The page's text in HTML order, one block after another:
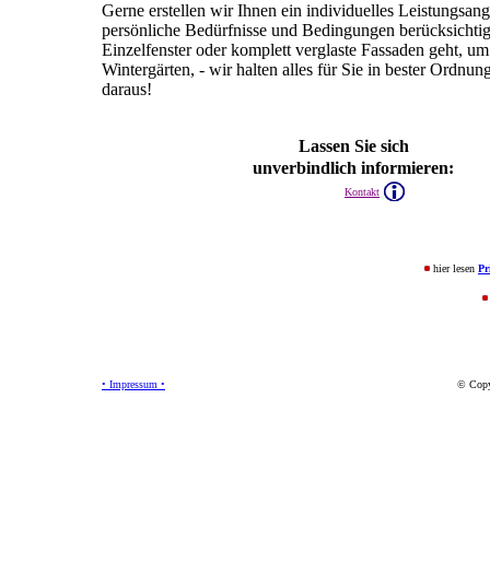
Gerne erstellen wir Ihnen ein individuelles
persönliche Bedürfnisse und Bedingungen
Einzelfenster oder komplett verglaste Fassaden geht,
Wintergärten, - wir halten alles für Sie in bester
daraus!
Lassen Sie sich
unverbindlich informieren:
Kontakt
hier lesen
• Impressum • ©